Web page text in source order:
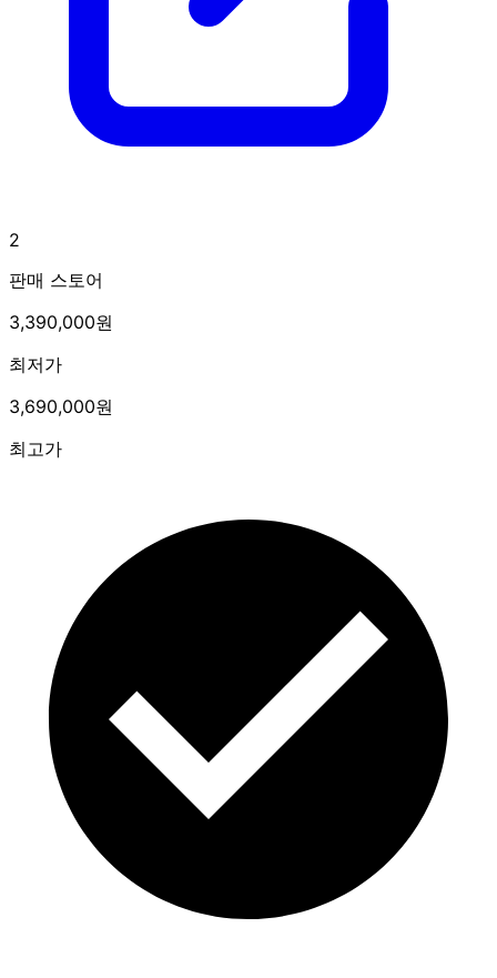
2
판매 스토어
3,390,000원
최저가
3,690,000원
최고가